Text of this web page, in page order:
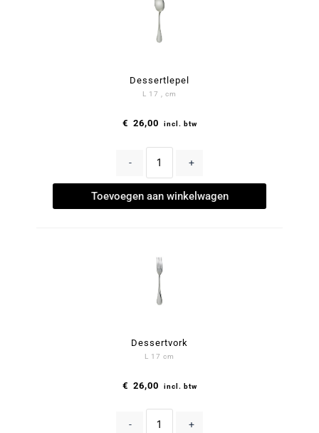
Dessertlepel
L 17 , cm
€ 26,00 incl. btw
- +
Toevoegen aan winkelwagen
Dessertvork
L 17 cm
€ 26,00 incl. btw
- +